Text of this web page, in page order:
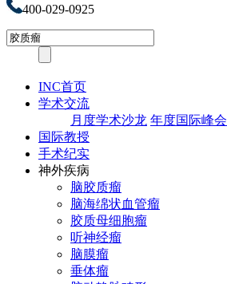
400-029-0925
INC首页
学术交流
月度学术沙龙 年度国际峰会
国际教授
手术纪实
神外疾病
脑胶质瘤
脑海绵状血管瘤
胶质母细胞瘤
听神经瘤
脑膜瘤
垂体瘤